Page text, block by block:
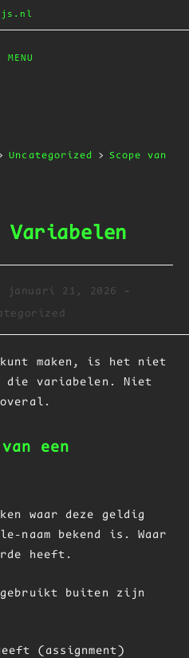
MENU
Uncategorized > Scope van
Variabelen
januari 21, 2026
maken, is het niet
die variabelen. Niet
een
waar deze geldig
naam bekend is. Waar
heeft.
buiten zijn
(assignment)